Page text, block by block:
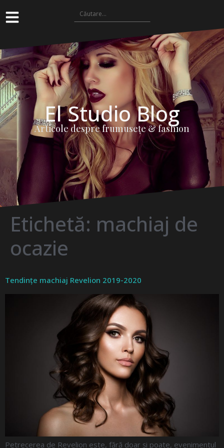
El Studio Blog
Articole despre frumuseţe & fashion
Etichetă: machiaj de
ocazie
Tendințe machiaj Revelion 2019-2020
Petrecerea de Revelion este, fără doar și poate, evenimentul